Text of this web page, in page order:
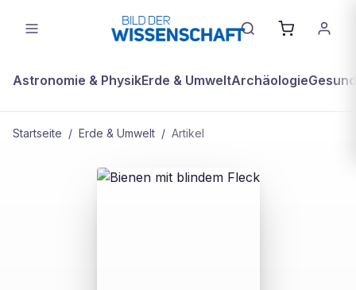
Astronomie & PhysikErde & UmweltArchäologie
Startseite / Erde & Umwelt / Artikel